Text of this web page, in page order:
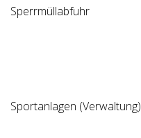
Sperrmüllabfuhr
Sportanlagen (Verwaltung)